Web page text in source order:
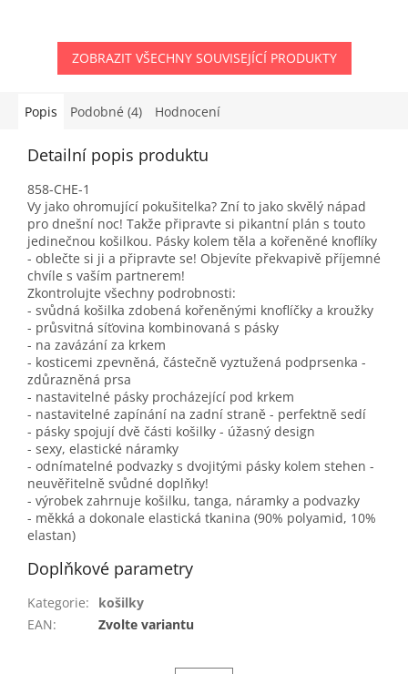
ZOBRAZIT VŠECHNY SOUVISEJÍCÍ PRODUKTY
Popis Podobné (4) Hodnocení
Detailní popis produktu
858-CHE-1
Vy jako ohromující pokušitelka? Zní to jako skvělý nápad
pro dnešní noc! Takže připravte si pikantní plán s touto
jedinečnou košilkou. Pásky kolem těla a kořeněné knoflíky
- oblečte si ji a připravte se! Objevíte překvapivě příjemné
chvíle s vaším partnerem!
Zkontrolujte všechny podrobnosti:
- svůdná košilka zdobená kořeněnými knoflíčky a kroužky
- průsvitná síťovina kombinovaná s pásky
- na zavázání za krkem
- kosticemi zpevněná, částečně vyztužená podprsenka -
zdůrazněná prsa
- nastavitelné pásky procházející pod krkem
- nastavitelné zapínání na zadní straně - perfektně sedí
- pásky spojují dvě části košilky - úžasný design
- sexy, elastické náramky
- odnímatelné podvazky s dvojitými pásky kolem stehen -
neuvěřitelně svůdné doplňky!
- výrobek zahrnuje košilku, tanga, náramky a podvazky
- měkká a dokonale elastická tkanina (90% polyamid, 10%
elastan)
Doplňkové parametry
Kategorie:
košilky
EAN: Zvolte variantu